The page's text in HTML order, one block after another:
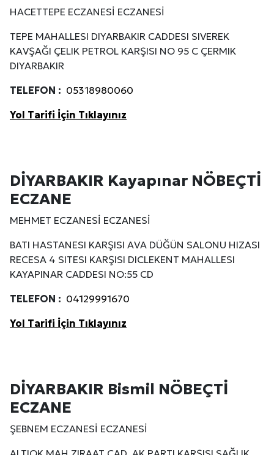
HACETTEPE ECZANESİ ECZANESİ
TEPE MAHALLESI DIYARBAKIR CADDESI SIVEREK
KAVŞAĞI ÇELIK PETROL KARŞISI NO 95 C ÇERMIK
DIYARBAKIR
TELEFON : 05318980060
Yol Tarifi İçin Tıklayınız
DİYARBAKIR Kayapınar NÖBEÇTİ
ECZANE
MEHMET ECZANESİ ECZANESİ
BATI HASTANESI KARŞISI AVA DÜĞÜN SALONU HIZASI
RECESA 4 SITESI KARŞISI DICLEKENT MAHALLESI
KAYAPINAR CADDESI NO:55 CD
TELEFON : 04129991670
Yol Tarifi İçin Tıklayınız
DİYARBAKIR Bismil NÖBEÇTİ
ECZANE
ŞEBNEM ECZANESİ ECZANESİ